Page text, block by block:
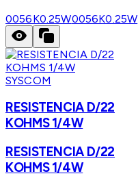
0056K0.25W0056K0.25W
SYSCOM
RESISTENCIA D/22
KOHMS 1/4W
RESISTENCIA D/22
KOHMS 1/4W